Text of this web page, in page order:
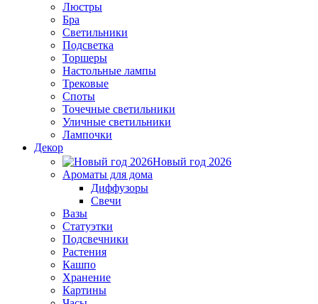
Люстры
Бра
Светильники
Подсветка
Торшеры
Настольные лампы
Трековые
Споты
Точечные светильники
Уличные светильники
Лампочки
Декор
Новый год 2026
Ароматы для дома
Диффузоры
Свечи
Вазы
Статуэтки
Подсвечники
Растения
Кашпо
Хранение
Картины